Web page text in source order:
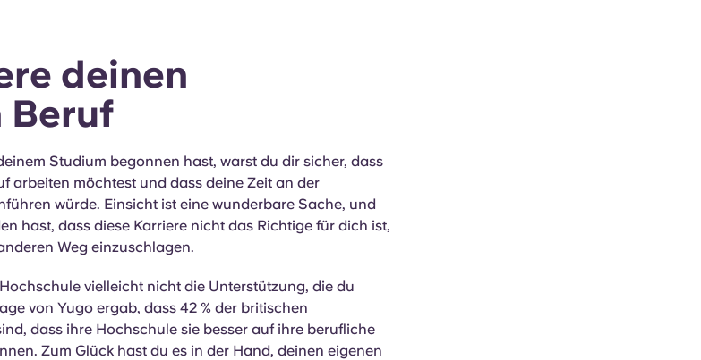
deinen
Beruf
Studium begonnen hast, warst du dir sicher, dass
arbeiten möchtest und dass deine Zeit an der
würde. Einsicht ist eine wunderbare Sache, und
hast, dass diese Karriere nicht das Richtige für dich ist,
Weg einzuschlagen.
vielleicht nicht die Unterstützung, die du
von Yugo ergab, dass 42 % der britischen
dass ihre Hochschule sie besser auf ihre berufliche
Zum Glück hast du es in der Hand, deinen eigenen